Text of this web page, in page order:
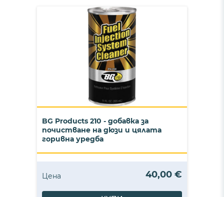
BG Products 210 - добавка за
почистване на дюзи и цялата
горивна уредба
Цена 40,00 €